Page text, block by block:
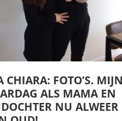
CHIARA: FOTO’S.
ALS MAMA EN
NU ALWEER